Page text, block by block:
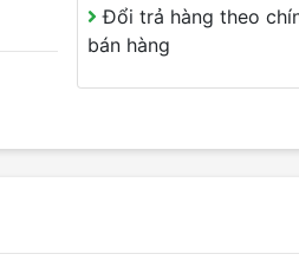
Đổi trả hàng theo
bán hàng